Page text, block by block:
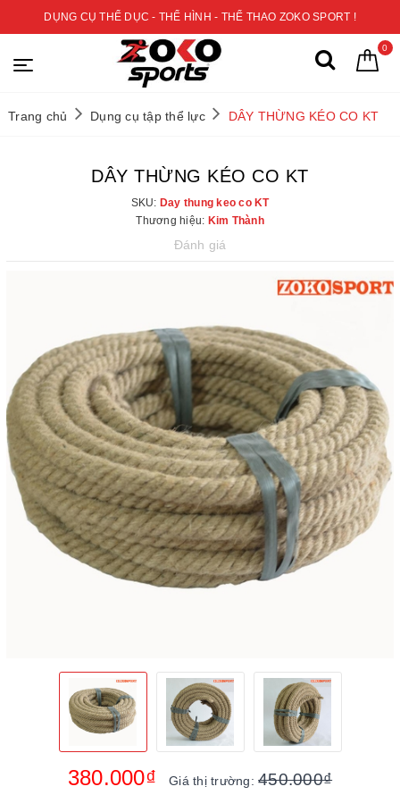
DỤNG CỤ THỂ DỤC - THỂ HÌNH - THỂ THAO ZOKO SPORT !
0
Trang chủ Dụng cụ tập thể lực DÂY THỪNG KÉO CO KT
DÂY THỪNG KÉO CO KT
SKU: Day thung keo co KT
Thương hiệu: Kim Thành
Đánh giá
380.000₫ Giá thị trường:450.000₫